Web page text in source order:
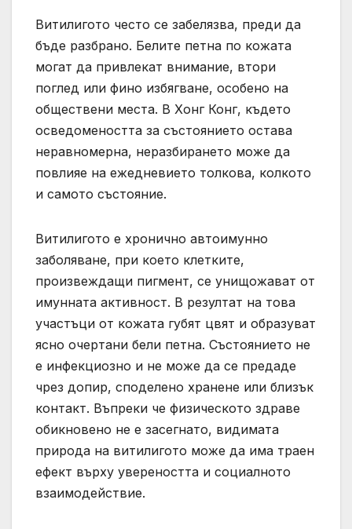
Витилигото често се забелязва, преди да
бъде разбрано. Белите петна по кожата
могат да привлекат внимание, втори
поглед или фино избягване, особено на
обществени места. В Хонг Конг, където
осведомеността за състоянието остава
неравномерна, неразбирането може да
повлияе на ежедневието толкова, колкото
и самото състояние.
Витилигото е хронично автоимунно
заболяване, при което клетките,
произвеждащи пигмент, се унищожават от
имунната активност. В резултат на това
участъци от кожата губят цвят и образуват
ясно очертани бели петна. Състоянието не
е инфекциозно и не може да се предаде
чрез допир, споделено хранене или близък
контакт. Въпреки че физическото здраве
обикновено не е засегнато, видимата
природа на витилигото може да има траен
ефект върху увереността и социалното
взаимодействие.